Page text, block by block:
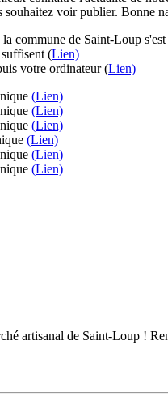
souhaitez voir publier. Bonne
commune de Saint-Loup
(Lien)
votre ordinateur (Lien)
(Lien)
(Lien)
(Lien)
(Lien)
(Lien)
(Lien)
artisanal de Saint-Loup !